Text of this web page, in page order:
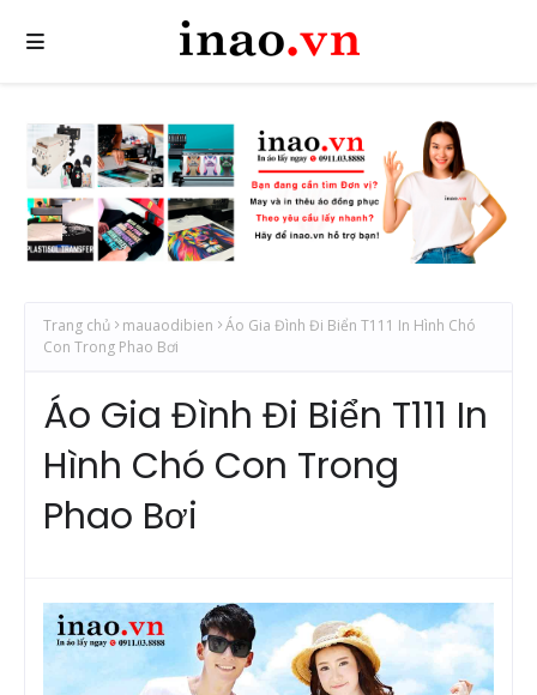
Trang chủ mauaodibien
Áo Gia Đình Đi Biển T111 In Hình Chó
Con Trong Phao Bơi
Áo Gia Đình Đi Biển T111 In
Hình Chó Con Trong
Phao Bơi